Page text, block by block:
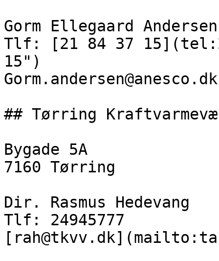
Gorm Ellegaard Andersen
Tlf: [21 84 37
15")
Gorm.andersen@anesco.dk
## Tørring
Bygade 5A
7160 Tørring
Dir. Rasmus Hedevang
Tlf: 24945777